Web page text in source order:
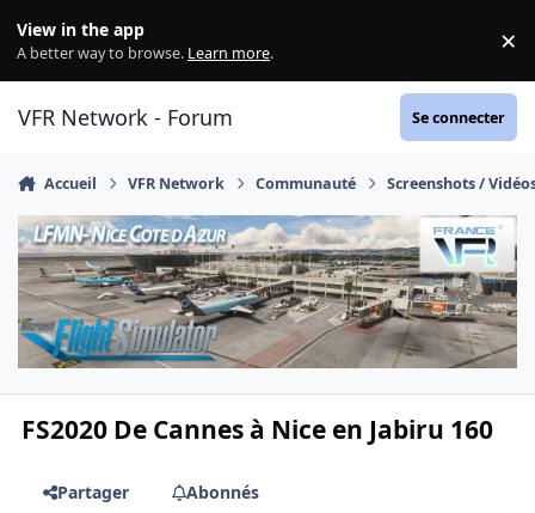
View in the app
A better way to browse. Learn more. ×
VFR Network - Forum Se connecter
Accueil VFR Network Communauté Screenshots /
FS2020 De Cannes à Nice en Jabiru 160
Partager
Abonnés